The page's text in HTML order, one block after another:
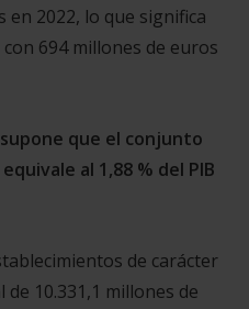
en 2022, lo que significa
con 694 millones de euros
que el conjunto
al 1,88 % del PIB
de carácter
10.331,1 millones de